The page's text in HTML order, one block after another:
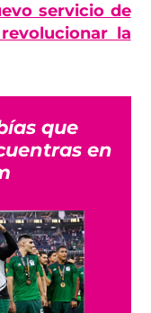
servicio de
la
que
en